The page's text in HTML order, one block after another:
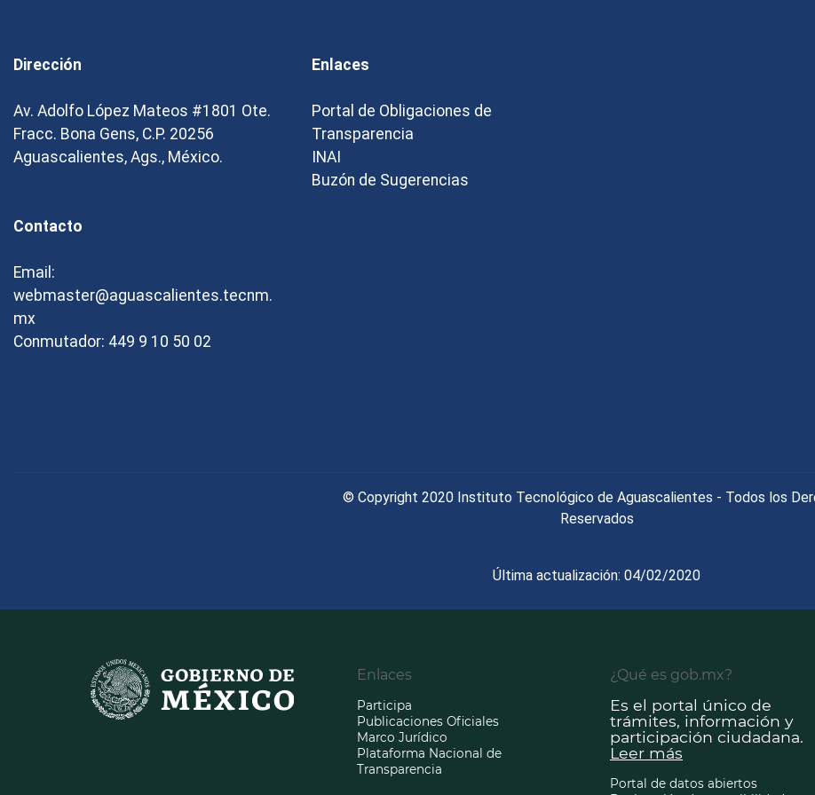
Dirección
Av. Adolfo López Mateos #1801 Ote.
Fracc. Bona Gens, C.P. 20256
Aguascalientes, Ags., México.
Contacto
Email:
webmaster@aguascalientes.tecnm.
mx
Conmutador: 449 9 10 50 02
Enlaces
Portal de Obligaciones de
Transparencia
INAI
Buzón de Sugerencias
© Copyright 2020 Instituto Tecnológico de Aguascalientes - Todos los
Reservados
Última actualización: 04/02/2020
Enlaces
Participa
Publicaciones Oficiales
Marco Jurídico
Plataforma Nacional de
Transparencia
¿Qué es gob.mx?
Es el portal único de
trámites, información y
participación ciudadana.
Leer más
Portal de datos abiertos